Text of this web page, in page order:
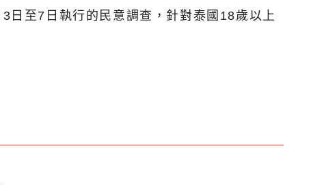
至7日執行的民意調查，針對泰國18歲以上